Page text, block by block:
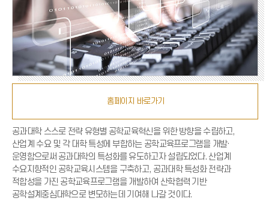
홈페이지 바로가기
공과대학 스스로 전략 유형별 공학교육혁신을 위한 방향을 수립하고,
산업계 수요 및 각 대학 특성에 부합하는 공학교육프로그램을 개발·
운영함으로써 공과대학의 특성화를 유도하고자 설립되었다. 산업계
수요지향적인 공학교육시스템을 구축하고, 공과대학 특성화 전략과
적합성을 가진 공학교육프로그램을 개발하여 산학협력 기반
공학설계중심대학으로 변모하는데 기여해 나갈 것이다.